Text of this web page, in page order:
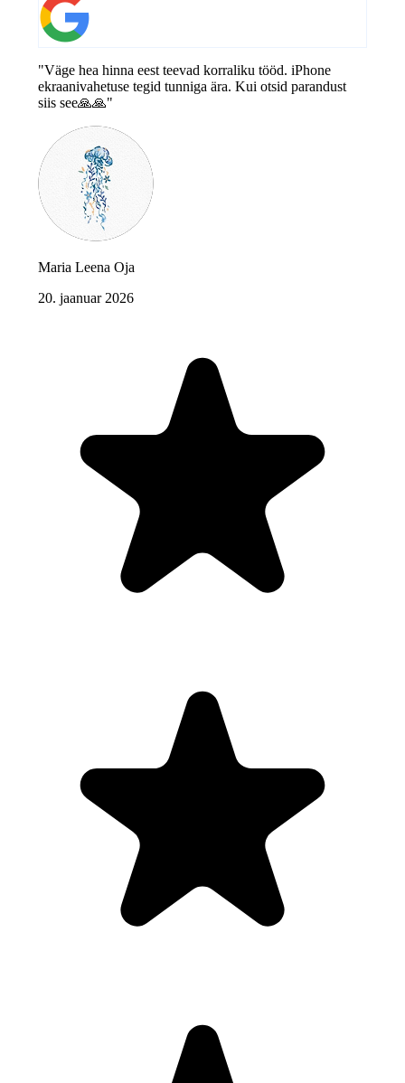
"Väge hea hinna eest teevad korraliku tööd. iPhone
ekraanivahetuse tegid tunniga ära. Kui otsid parandust
siis see🙏🙏"
Maria Leena Oja
20. jaanuar 2026